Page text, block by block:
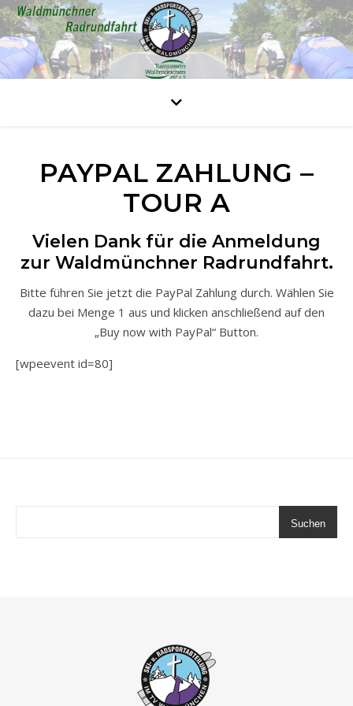
PAYPAL ZAHLUNG –
TOUR A
Vielen Dank für die Anmeldung
zur Waldmünchner Radrundfahrt.
Bitte führen Sie jetzt die PayPal Zahlung durch. Wählen Sie
dazu bei Menge 1 aus und klicken anschließend auf den
„Buy now with PayPal“ Button.
[wpeevent id=80]
Suchen